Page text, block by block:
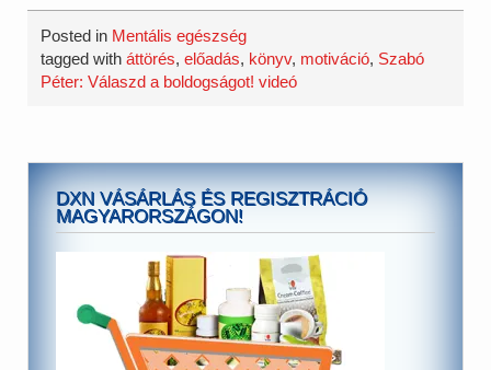
Posted in Mentális egészség
tagged witháttörés,előadás, könyv, motiváció, Szabó
Péter: Válaszd a boldogságot! videó
DXN VÁSÁRLÁS ÉS REGISZTRÁCIÓ
MAGYARORSZÁGON!